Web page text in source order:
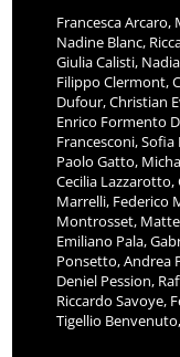
Francesca
Nadine Blanc,
Giulia Calisti,
Filippo Clermont,
Dufour, Christian
Enrico Formento
Francesconi,
Paolo Gatto,
Cecilia
Marrelli, Federico
Montrosset,
Emiliano Pala,
Ponsetto, Andrea
Deniel Pession,
Riccardo Savoye,
Tigellio